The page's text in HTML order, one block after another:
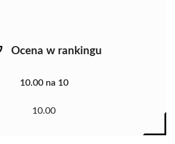
Ocena w rankingu
10.00 na 10
10.00